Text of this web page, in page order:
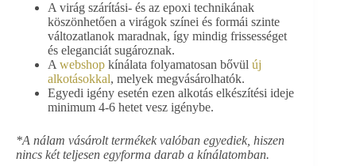
A virág szárítási- és az epoxi technikának
köszönhetően a virágok színei és formái szinte
változatlanok maradnak, így mindig frissességet
és eleganciát sugároznak.
A webshop kínálata folyamatosan bővül új
alkotásokkal, melyek megvásárolhatók.
Egyedi igény esetén ezen alkotás elkészítési ideje
minimum 4-6 hetet vesz igénybe.
*A nálam vásárolt termékek valóban egyediek, hiszen
nincs két teljesen egyforma darab a kínálatomban.